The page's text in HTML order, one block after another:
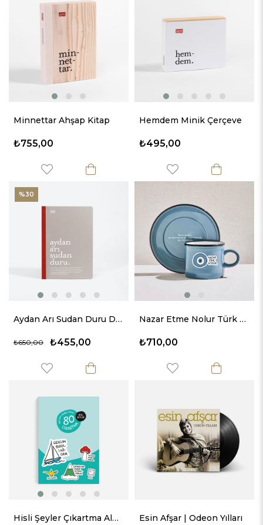
Minnettar Ahşap Kitap
₺755,00
Hemdem Minik Çerçeve
₺495,00
Aydan Arı Sudan Duru Defter | Lûgat365 x Karatis
₺455,00
₺650,00
%30
Nazar Etme Nolur Türk Kahvesi & Espresso Fincan Takımı
₺710,00
Hisli Şeyler Çıkartma Albümü Esin Afşar | Odeon Yılları